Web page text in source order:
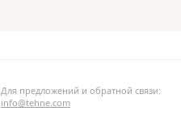
Для предложений и обратной связи:
info@tehne.com